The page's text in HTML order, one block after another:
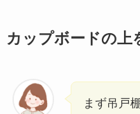
カップボードの上
まず吊戸